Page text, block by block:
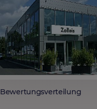
Bewertungsverteilung